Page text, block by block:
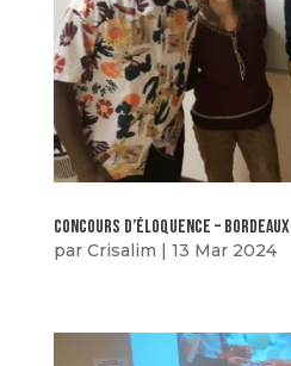
concours d’éloquence – bordeaux
par Crisalim | 13 Mar 2024